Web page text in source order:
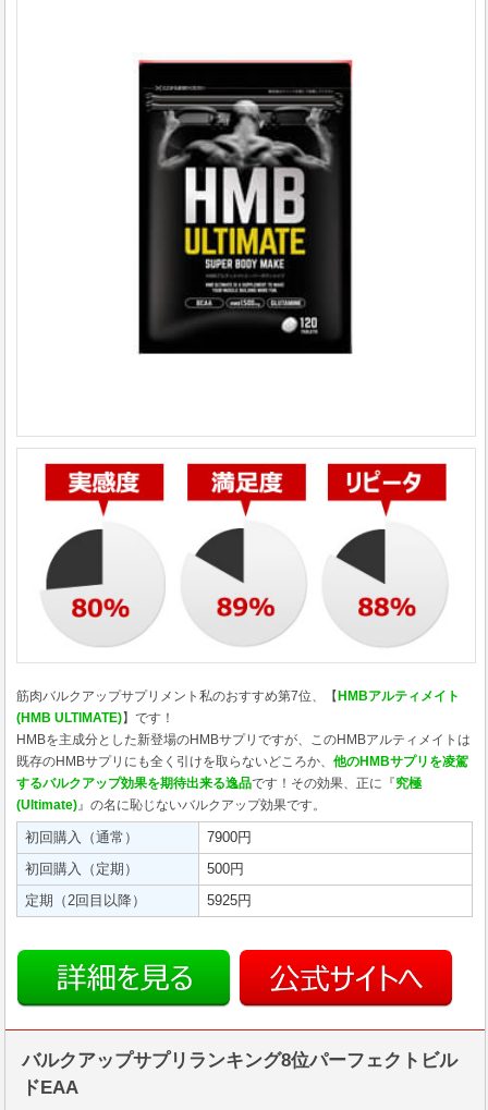
筋肉バルクアップサプリメント私のおすすめ第7位、【 HMBアルティメイト
(HMB ULTIMATE)】です！
HMBを主成分とした新登場のHMBサプリですが、このHMBアルティメイトは
既存のHMBサプリにも全く引けを取らないどころか、他のHMBサプリを凌駕
するバルクアップ効果を期待出来る逸品です！その効果、正に『究極
(Ultimate) 』の名に恥じないバルクアップ効果です。
初回購入（通常）
7900円
初回購入（定期）
500円
定期（2回目以降）
5925円
バルクアップサプリランキング8位パーフェクトビル
ドEAA